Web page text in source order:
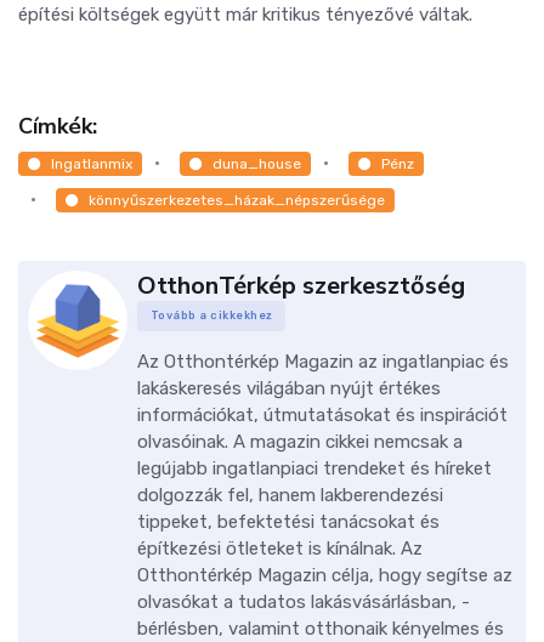
építési költségek együtt már kritikus tényezővé váltak.
Címkék:
Ingatlanmix duna_house Pénz
könnyűszerkezetes_házak_népszerűsége
OtthonTérkép szerkesztőség
Tovább a cikkekhez
Az Otthontérkép Magazin az ingatlanpiac és
lakáskeresés világában nyújt értékes
információkat, útmutatásokat és inspirációt
olvasóinak. A magazin cikkei nemcsak a
legújabb ingatlanpiaci trendeket és híreket
dolgozzák fel, hanem lakberendezési
tippeket, befektetési tanácsokat és
építkezési ötleteket is kínálnak. Az
Otthontérkép Magazin célja, hogy segítse az
olvasókat a tudatos lakásvásárlásban, -
bérlésben, valamint otthonaik kényelmes és